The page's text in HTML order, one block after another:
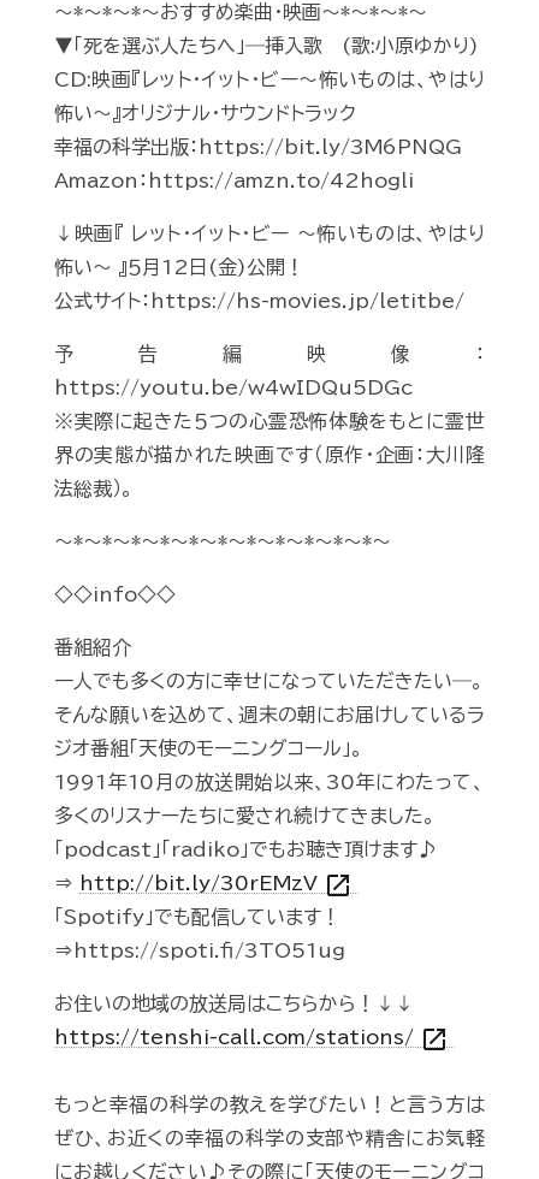
～*～*～*～おすすめ楽曲・映画～*～*～*～
▼「死を選ぶ人たちへ」―挿入歌 (歌:小原ゆかり)
CD:映画『レット・イット・ビー～怖いものは、やはり
怖い～』オリジナル・サウンドトラック
幸福の科学出版：https://bit.ly/3M6PNQG
Amazon：https://amzn.to/42hogli
↓映画『 レット・イット・ビー ～怖いものは、やはり
怖い～ 』５月12日(金)公開！
公式サイト：https://hs-movies.jp/letitbe/
予告編映像：
https://youtu.be/w4wIDQu5DGc
※実際に起きた５つの心霊恐怖体験をもとに霊世
界の実態が描かれた映画です（原作・企画：大川隆
法総裁）。
～*～*～*～*～*～*～*～*～*～*～*～
◇◇info◇◇
番組紹介
一人でも多くの方に幸せになっていただきたい―。
そんな願いを込めて、週末の朝にお届けしているラ
ジオ番組「天使のモーニングコール」。
1991年10月の放送開始以来、30年にわたって、
多くのリスナーたちに愛され続けてきました。
「podcast」「radiko」でもお聴き頂けます♪
⇒
http://bit.ly/30rEMzV open_in_new
「Spotify」でも配信しています！
⇒https://spoti.fi/3TO51ug
お住いの地域の放送局はこちらから！↓↓
https://tenshi-call.com/stations/ open_in_new
もっと幸福の科学の教えを学びたい！と言う方は
ぜひ、お近くの幸福の科学の支部や精舎にお気軽
にお越しください♪その際に「天使のモーニングコ